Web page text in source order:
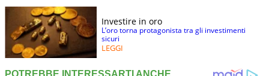
Investire in oro
L’oro torna protagonista tra gli investimenti
sicuri
LEGGI